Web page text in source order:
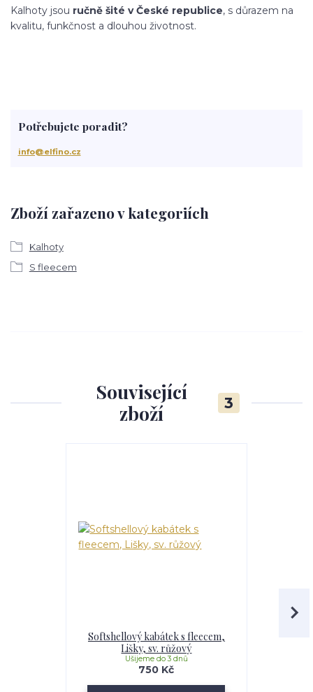
Kalhoty jsou ručně šité v České republice, s důrazem na
kvalitu, funkčnost a dlouhou životnost.
Zboží zařazeno v kategoriích
Kalhoty
S fleecem
Potřebujete poradit?
info@elfino.cz
Související
zboží
3
Softshellový kabátek s fleecem,
Lišky, sv. růžový
750 Kč
Ušijeme do 3 dnů